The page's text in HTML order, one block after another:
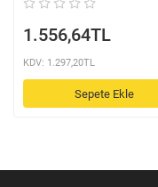
1.556,64TL
KDV: 1.297,20TL
Sepete Ekle